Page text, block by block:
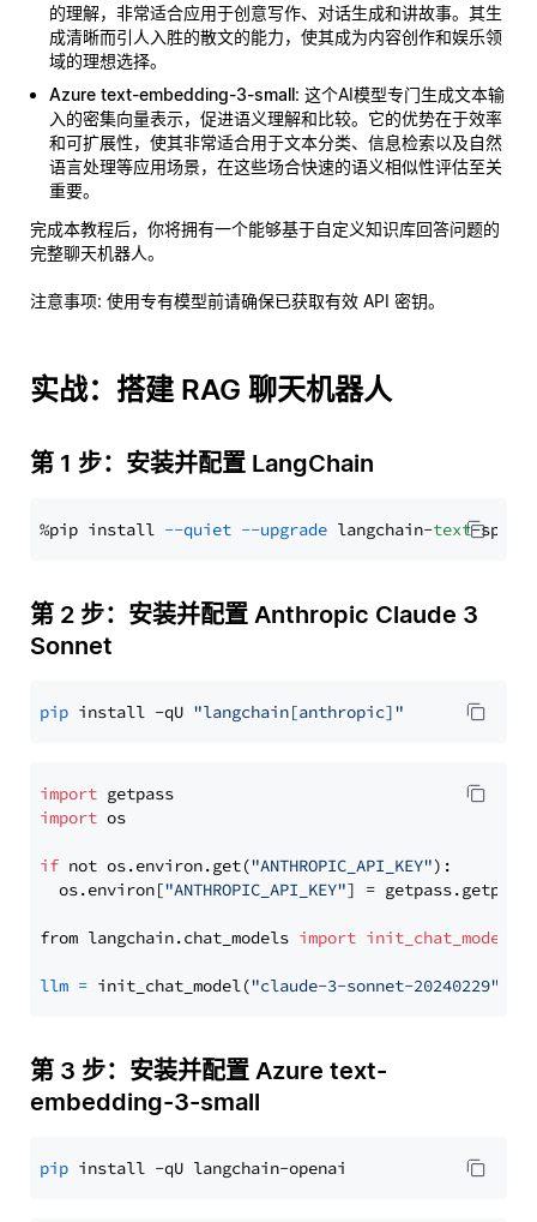
的理解，非常适合应用于创意写作、对话生成和讲故事。其生
成清晰而引人入胜的散文的能力，使其成为内容创作和娱乐领
域的理想选择。
Azure text-embedding-3-small: 这个AI模型专门生成文本输
入的密集向量表示，促进语义理解和比较。它的优势在于效率
和可扩展性，使其非常适合用于文本分类、信息检索以及自然
语言处理等应用场景，在这些场合快速的语义相似性评估至关
重要。
完成本教程后，你将拥有一个能够基于自定义知识库回答问题的
完整聊天机器人。
注意事项: 使用专有模型前请确保已获取有效 API 密钥。
实战：搭建 RAG 聊天机器人
第 1 步：安装并配置 LangChain
%pip install --quiet --upgrade langchain-text
第 2 步：安装并配置 Anthropic Claude 3
Sonnet
pip install -qU "langchain[anthropic]"
import
import os
if not os.environ.get("ANTHROPIC_API_KEY"):
  os.environ[
"ANTHROPIC_API_KEY"] = getpass.getpass(
from langchain.chat_models import init_chat_model
llm = init_chat_model("claude-3-sonnet-20240229"
第 3 步：安装并配置 Azure text-
embedding-3-small
pip